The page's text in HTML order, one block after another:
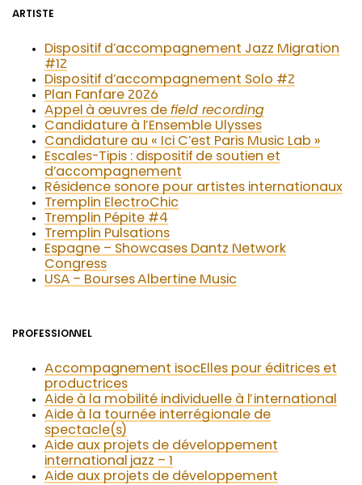
ARTISTE
Dispositif d’accompagnement Jazz Migration
#12
Dispositif d’accompagnement Solo #2
Plan Fanfare 2026
Appel à œuvres defield recording
Candidature à l’Ensemble Ulysses
Candidature au « Ici C’est Paris Music Lab »
Escales-Tipis : dispositif de soutien et
d’accompagnement
Résidence sonore pour artistes internationaux
Tremplin ElectroChic
Tremplin Pépite #4
Tremplin Pulsations
Espagne – Showcases Dantz Network
Congress
USA – Bourses Albertine Music
PROFESSIONNEL
Accompagnement isocElles pour éditrices et
productrices
Aide à la mobilité individuelle à l’international
Aide à la tournée interrégionale de
spectacle(s)
Aide aux projets de développement
international jazz – 1
Aide aux projets de développement